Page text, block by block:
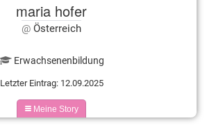
maria hofer
Österreich
Erwachsenenbildung
Letzter Eintrag: 12.09.2025
Meine Story